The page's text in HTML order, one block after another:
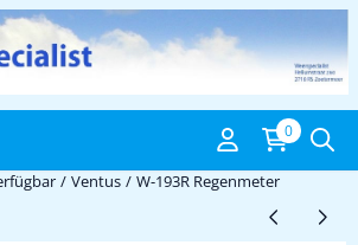
Einstellungen wählen oder alle
0
/ Ventus / W-193R Regenmeter